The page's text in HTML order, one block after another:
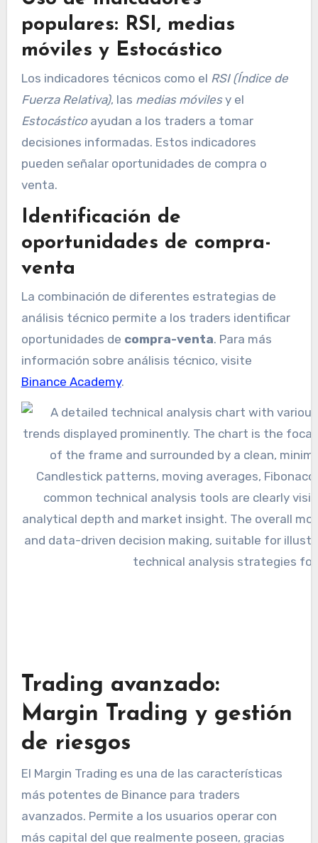
populares: RSI, medias
móviles y Estocástico
Los indicadores técnicos como el RSI (Índice de
Fuerza Relativa), las medias móvilesy el
Estocásticoayudan a los traders a tomar
decisiones informadas. Estos indicadores
pueden señalar oportunidades de compra o
venta.
Identificación de
oportunidades de compra-
venta
La combinación de diferentes estrategias de
análisis técnico permite a los traders identificar
oportunidades de compra-venta. Para más
información sobre análisis técnico, visite
Binance Academy.
Trading avanzado:
Margin Trading y gestión
de riesgos
El Margin Trading es una de las características
más potentes de Binance para traders
avanzados. Permite a los usuarios operar con
más capital del que realmente poseen, gracias